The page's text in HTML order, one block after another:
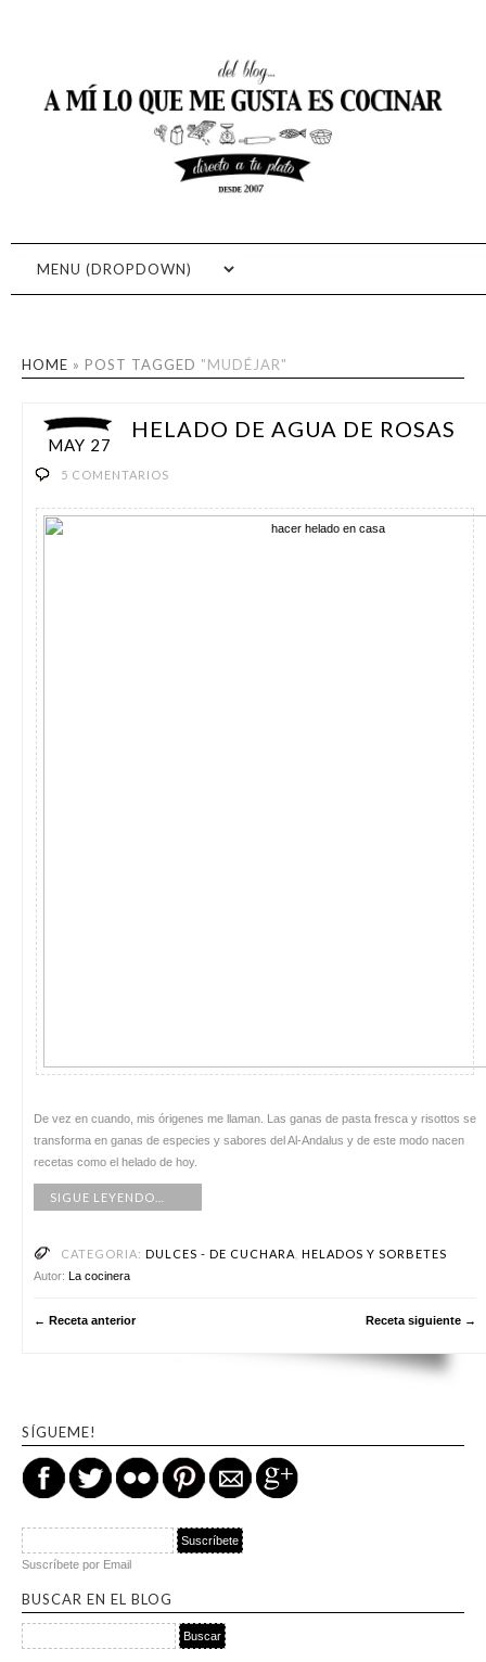
COCINA: A MI LO QUE ME
GUSTA ES COCINAR
COCINAR
HOME » POST TAGGED "MUDÉJAR"
MAY 27
HELADO DE AGUA DE ROSAS
5 COMENTARIOS
De vez en cuando, mis órigenes me llaman. Las ganas de pasta fresca y risottos se
transforma en ganas de especies y sabores del Al-Andalus y de este modo nacen
recetas como el helado de hoy.
SIGUE LEYENDO…
CATEGORIA: DULCES - DE CUCHARA HELADOS Y SORBETES
Autor: La cocinera
← Receta anterior Receta siguiente →
SÍGUEME!
Suscríbete por Email
BUSCAR EN EL BLOG
Buscar por: